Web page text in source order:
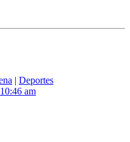
| Deportes
am